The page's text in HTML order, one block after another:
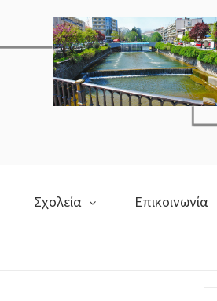
Σχολεία Επικοινωνία